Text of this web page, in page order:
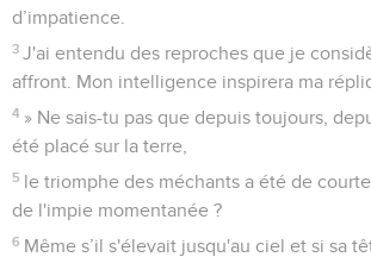
d’impatience.
3 J'ai entendu des reproches que je
affront. Mon intelligence inspirera ma
4 » Ne sais-tu pas que depuis toujours,
été placé sur la terre,
5 le triomphe des méchants a été de
de l'impie momentanée ?
6 Même s’il s'élevait jusqu'au ciel et si sa